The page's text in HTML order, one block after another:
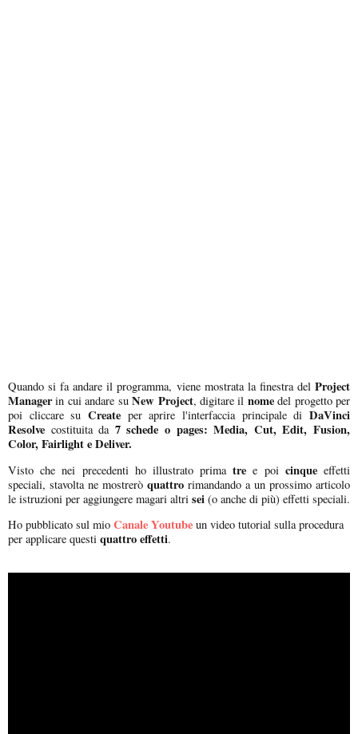
Quando si fa andare il programma, viene mostrata la finestra del Project
Managerin cui andare suNew Project, digitare il nomedel progetto per
poi cliccare su Create per aprire l'interfaccia principale diDaVinci
Resolve costituita da 7 schede o pages: Media, Cut, Edit, Fusion,
Color, Fairlight e Deliver.
Visto che nei precedenti ho illustrato primatree poi cinqueeffetti
speciali, stavolta ne mostrerò quattro rimandando a un prossimo articolo
le istruzioni per aggiungere magari altri sei (o anche di più) effetti speciali.
Ho pubblicato sul mio Canale Youtube un video tutorial sulla procedura
per applicare questi quattro effetti.